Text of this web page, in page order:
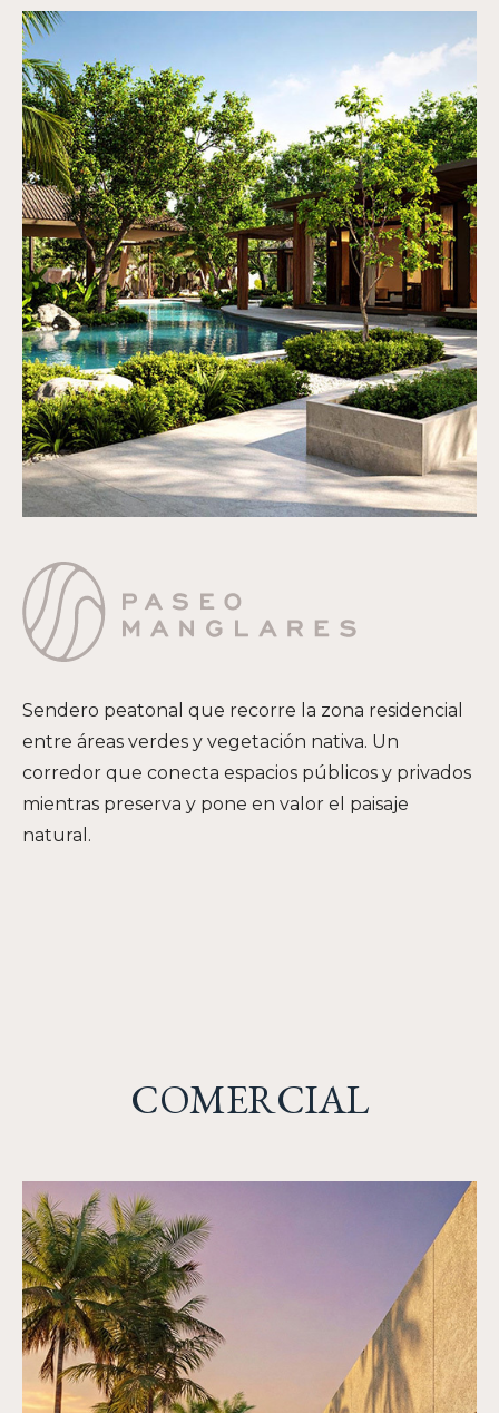
Sendero peatonal que recorre la zona residencial
entre áreas verdes y vegetación nativa. Un
corredor que conecta espacios públicos y privados
mientras preserva y pone en valor el paisaje
natural.
COMERCIAL